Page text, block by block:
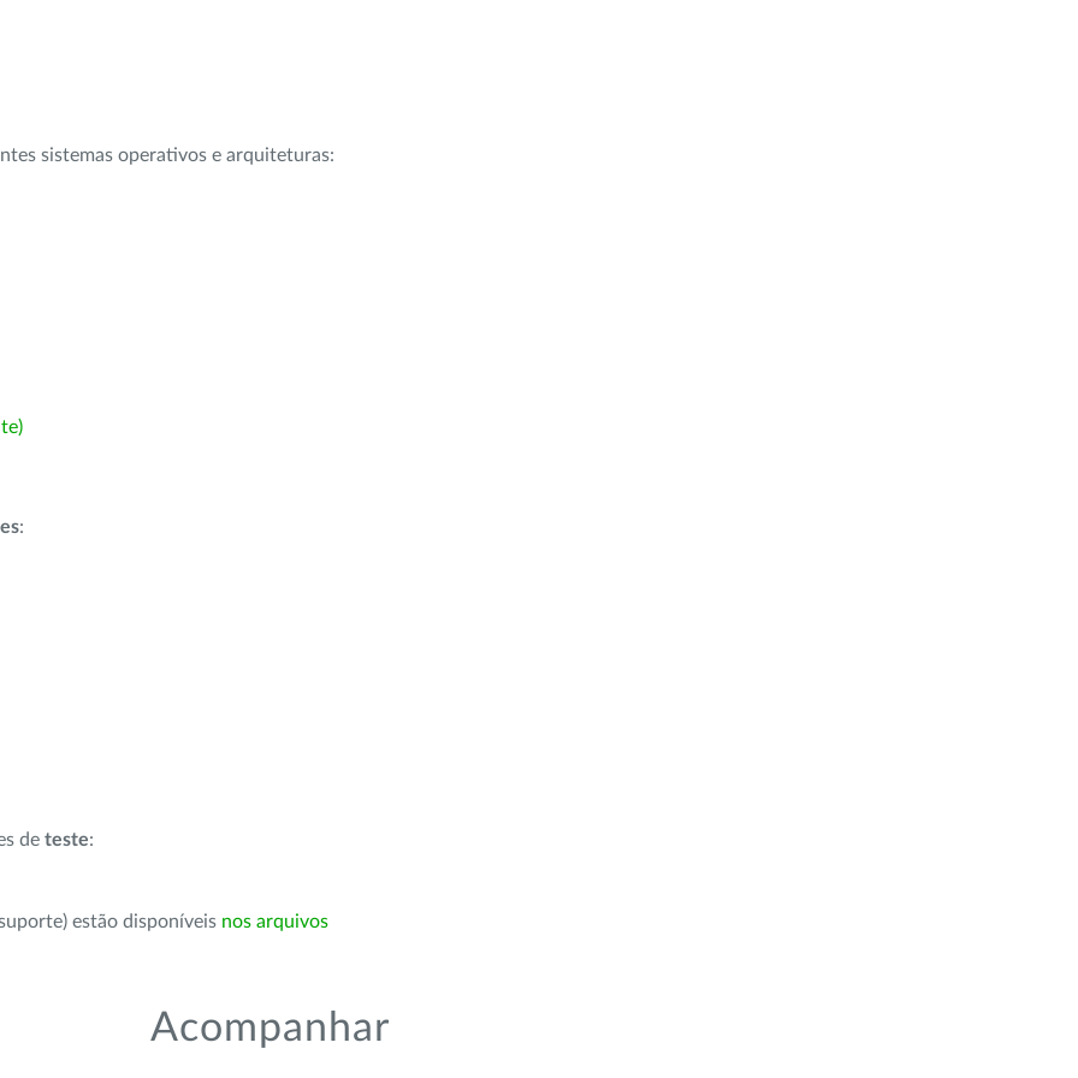
sistemas operativos e arquiteturas:
:
de teste:
estão disponíveis nos arquivos
Acompanhar